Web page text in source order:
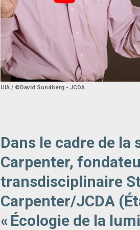
UIA / ©David Sundberg - JCDA
Dans le cadre de la
Carpenter,
transdisciplinaire
Carpenter/JCDA
« Écologie de la